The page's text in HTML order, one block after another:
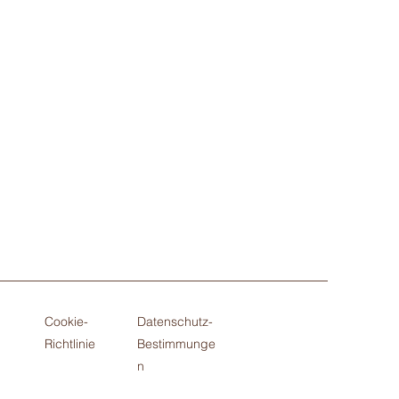
Cookie-
Richtlinie
Datenschutz-
Bestimmunge
n